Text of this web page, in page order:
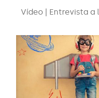
Vídeo | Entrevista a